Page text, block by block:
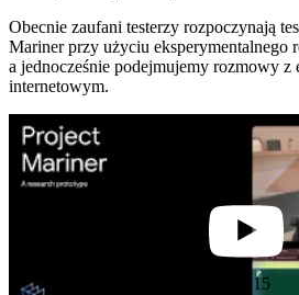
Obecnie zaufani testerzy rozpoczynają
Mariner przy użyciu eksperymentalnego
a jednocześnie podejmujemy rozmowy z
internetowym.
2:15